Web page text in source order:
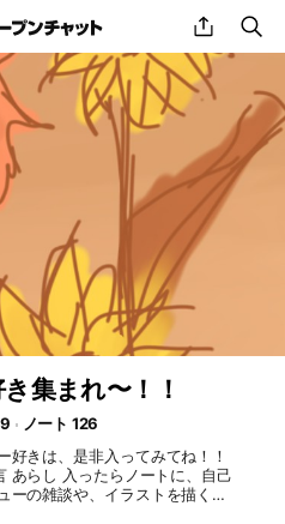
share
集まれ〜！！
ノート 126
好きは、是非入ってみてね！！
ーの雑談や、イラストを描くな